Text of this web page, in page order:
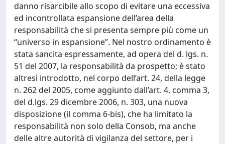
danno risarcibile allo scopo di evitare una eccessiva
ed incontrollata espansione dell’area della
responsabilità che si presenta sempre più come un
“universo in espansione”. Nel nostro ordinamento è
stata sancita espressamente, ad opera del d. lgs. n.
51 del 2007, la responsabilità da prospetto; è stato
altresì introdotto, nel corpo dell’art. 24, della legge
n. 262 del 2005, come aggiunto dall’art. 4, comma 3,
del d.lgs. 29 dicembre 2006, n. 303, una nuova
disposizione (il comma 6-bis), che ha limitato la
responsabilità non solo della Consob, ma anche
delle altre autorità di vigilanza del settore, per i